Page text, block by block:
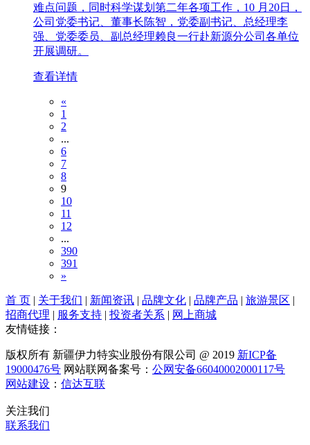
难点问题，同时科学谋划第二年各项工作，10 月20日，
公司党委书记、董事长陈智，党委副书记、总经理李
强、党委委员、副总经理赖良一行赴新源分公司各单位
开展调研。
查看详情
«
1
2
...
6
7
8
9
10
11
12
...
390
391
»
首 页 | 关于我们 | 新闻资讯 | 品牌文化 | 品牌产品 | 旅游景区 |
招商代理 | 服务支持 | 投资者关系 | 网上商城
友情链接：
版权所有 新疆伊力特实业股份有限公司 @ 2019 新ICP备
19000476号 网站联网备案号： 公网安备66040002000117号
网站建设 ： 信达互联
关注我们
联系我们